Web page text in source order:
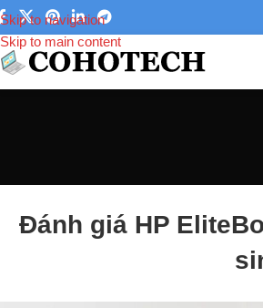
Skip to navigation
Skip to main content
Đánh giá HP